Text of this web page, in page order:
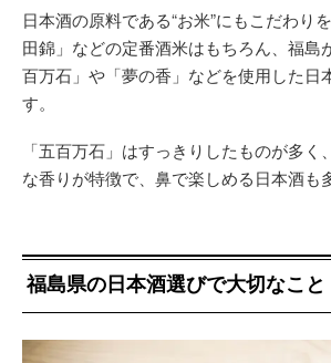
日本酒の原料である“お米”にもこだわり
田錦」などの定番酒米はもちろん、福島
百万石」や「夢の香」などを使用した日
す。
「五百万石」はすっきりしたものが多
な香りが特徴で、鼻で楽しめる日本酒も
福島県の日本酒選びで大切なこと